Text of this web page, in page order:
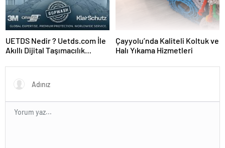
UETDS Nedir ? Uetds.com İle
Akıllı Dijital Taşımacılık
Çayyolu’nda Kaliteli Koltuk ve
Halı Yıkama Hizmetleri